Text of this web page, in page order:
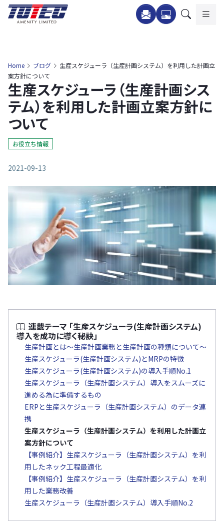
Home ブログ
生産スケジューラ（生産計画システム）を利用した計画立
案方針について
生産スケジューラ（生産計画シス
テム）を利用した計画立案方針に
ついて
お役立ち情報
2021-09-13
連載テーマ 「生産スケジューラ(生産計画システム)
導入を成功に導く秘訣」
生産計画とは〜生産計画業務と生産計画の種類について〜
生産スケジューラ(生産計画システム)とMRPの特徴
生産スケジューラ(生産計画システム)の導入手順No.1
生産スケジューラ（生産計画システム）導入をスムーズに
進める為に準備するもの
ERPと生産スケジューラ（生産計画システム）のデータ連
携
生産スケジューラ（生産計画システム）を利用した計画立
案方針について
【事例紹介】生産スケジューラ（生産計画システム）を利
用したネック工程最適化
【事例紹介】生産スケジューラ（生産計画システム）を利
用した業務改善
生産スケジューラ（生産計画システム）導入手順No.2